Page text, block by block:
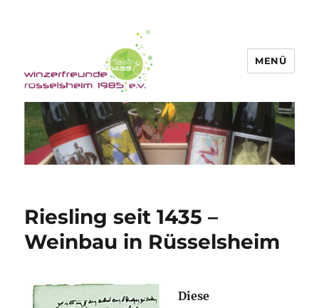
Winzerfreunde Rüsselsheim 1985
e.V.
MENÜ
Riesling seit 1435 –
Weinbau in Rüsselsheim
Diese